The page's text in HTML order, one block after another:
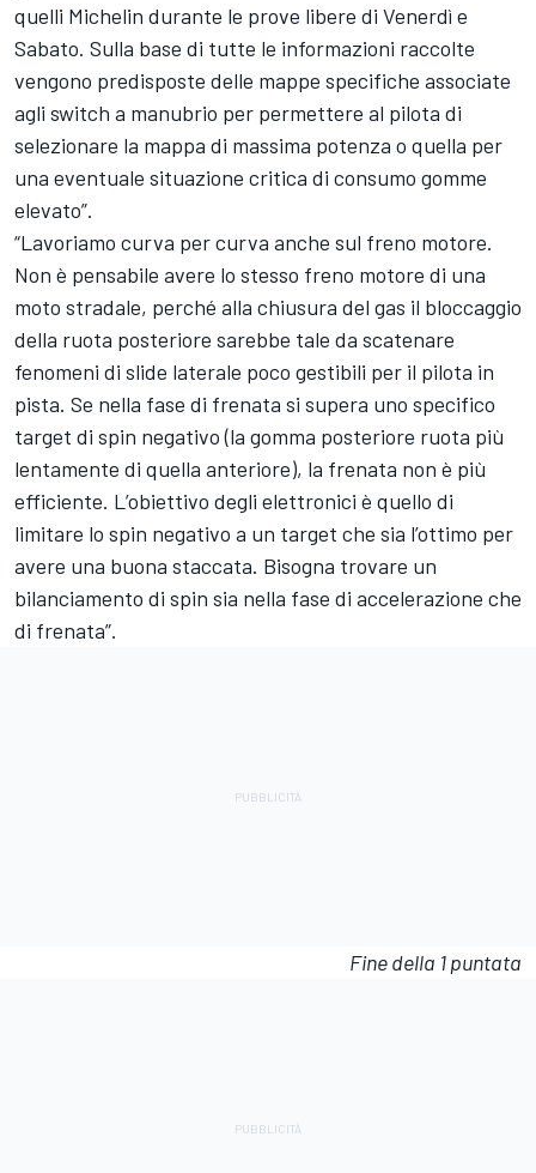
quelli Michelin durante le prove libere di Venerdì e
Sabato. Sulla base di tutte le informazioni raccolte
vengono predisposte delle mappe specifiche associate
agli switch a manubrio per permettere al pilota di
selezionare la mappa di massima potenza o quella per
una eventuale situazione critica di consumo gomme
elevato”.
“Lavoriamo curva per curva anche sul freno motore.
Non è pensabile avere lo stesso freno motore di una
moto stradale, perché alla chiusura del gas il bloccaggio
della ruota posteriore sarebbe tale da scatenare
fenomeni di slide laterale poco gestibili per il pilota in
pista. Se nella fase di frenata si supera uno specifico
target di spin negativo (la gomma posteriore ruota più
lentamente di quella anteriore), la frenata non è più
efficiente. L’obiettivo degli elettronici è quello di
limitare lo spin negativo a un target che sia l’ottimo per
avere una buona staccata. Bisogna trovare un
bilanciamento di spin sia nella fase di accelerazione che
di frenata”.
Fine della 1 puntata